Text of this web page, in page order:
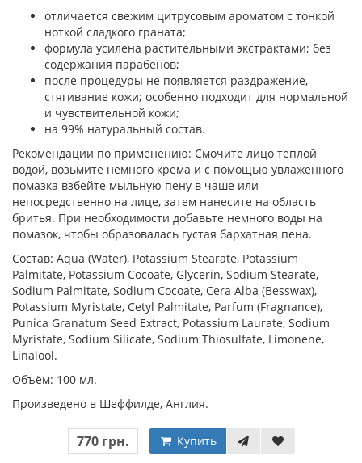
отличается свежим цитрусовым ароматом с тонкой
ноткой сладкого граната;
формула усилена растительными экстрактами; без
содержания парабенов;
после процедуры не появляется раздражение,
стягивание кожи; особенно подходит для нормальной
и чувствительной кожи;
на 99% натуральный состав.
Рекомендации по применению: Смочите лицо теплой
водой, возьмите немного крема и с помощью увлаженного
помазка взбейте мыльную пену в чаше или
непосредственно на лице, затем нанесите на область
бритья. При необходимости добавьте немного воды на
помазок, чтобы образовалась густая бархатная пена.
Состав: Aqua (Water), Potassium Stearate, Potassium
Palmitate, Potassium Cocoate, Glycerin, Sodium Stearate,
Sodium Palmitate, Sodium Cocoate, Cera Alba (Besswax),
Potassium Myristate, Cetyl Palmitate, Parfum (Fragnance),
Punica Granatum Seed Extract, Potassium Laurate, Sodium
Myristate, Sodium Silicate, Sodium Thiosulfate, Limonene,
Linalool.
Объём: 100 мл.
Произведено в Шеффилде, Англия.
770 грн. Купить